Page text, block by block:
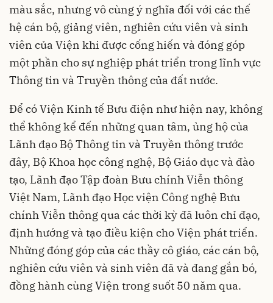
màu sắc, nhưng vô cùng ý nghĩa đối với các thế
hệ cán bộ, giảng viên, nghiên cứu viên và sinh
viên của Viện khi được cống hiến và đóng góp
một phần cho sự nghiệp phát triển trong lĩnh vực
Thông tin và Truyền thông của đất nước.
Để có Viện Kinh tế Bưu điện như hiện nay, không
thể không kể đến những quan tâm, ủng hộ của
Lãnh đạo Bộ Thông tin và Truyền thông trước
đây, Bộ Khoa học công nghệ, Bộ Giáo dục và đào
tạo, Lãnh đạo Tập đoàn Bưu chính Viễn thông
Việt Nam, Lãnh đạo Học viện Công nghệ Bưu
chính Viễn thông qua các thời kỳ đã luôn chỉ đạo,
định hướng và tạo điều kiện cho Viện phát triển.
Những đóng góp của các thầy cô giáo, các cán bộ,
nghiên cứu viên và sinh viên đã và đang gắn bó,
đồng hành cùng Viện trong suốt 50 năm qua.